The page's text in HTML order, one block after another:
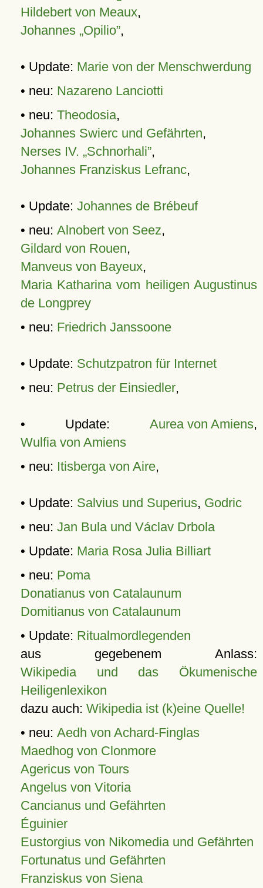
Hildebert von Meaux,
Johannes „Opilio”,
• Update: Marie von der Menschwerdung
• neu: Nazareno Lanciotti
• neu: Theodosia,
Johannes Swierc und Gefährten,
Nerses IV. „Schnorhali”,
Johannes Franziskus Lefranc,
• Update: Johannes de Brébeuf
• neu: Alnobert von Seez,
Gildard von Rouen,
Manveus von Bayeux,
Maria Katharina vom heiligen Augustinus
de Longprey
• neu: Friedrich Janssoone
• Update: Schutzpatron für Internet
• neu: Petrus der Einsiedler,
• Update: Aurea von Amiens,
Wulfia von Amiens
• neu: Itisberga von Aire,
• Update: Salvius und Superius, Godric
• neu: Jan Bula und Václav Drbola
• Update: Maria Rosa Julia Billiart
• neu: Poma
Donatianus von Catalaunum
Domitianus von Catalaunum
• Update: Ritualmordlegenden
aus gegebenem Anlass:
Wikipedia und das Ökumenische
Heiligenlexikon
dazu auch: Wikipedia ist (k)eine Quelle!
• neu: Aedh von Achard-Finglas
Maedhog von Clonmore
Agericus von Tours
Angelus von Vitoria
Cancianus und Gefährten
Éguinier
Eustorgius von Nikomedia und Gefährten
Fortunatus und Gefährten
Franziskus von Siena